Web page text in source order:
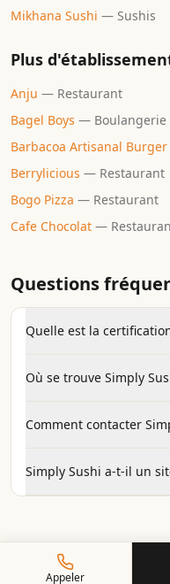
Mikhana Sushi — Sushis
Plus
Anju — Restaurant
Bagel Boys — Boulangerie
Barbacoa Artisanal Burger
Berrylicious — Restaurant
Bogo Pizza — Restaurant
Cafe Chocolat —
Questions
Quelle est la
Où se trouve Simply
Comment contacter
Simply Sushi a-t-il un
Appeler